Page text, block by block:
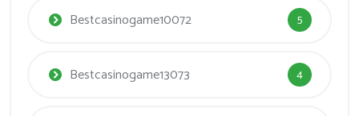
Bestcasinogame10072 5
Bestcasinogame13073 4